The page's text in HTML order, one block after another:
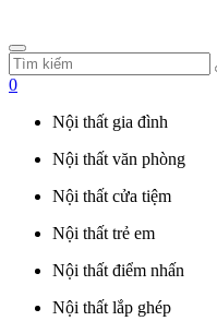
0
Nội thất gia đình
Nội thất văn phòng
Nội thất cửa tiệm
Nội thất trẻ em
Nội thất điểm nhấn
Nội thất lắp ghép